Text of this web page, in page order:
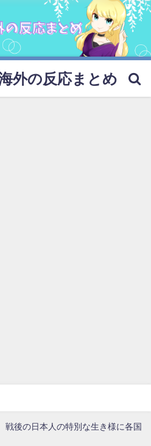
外の反応まとめ
戦後の日本人の特別な生き様に各国